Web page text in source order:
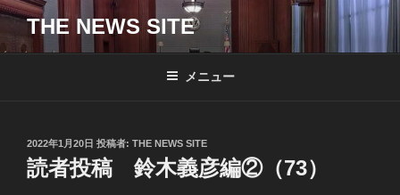
コ
テ
THE NEWS SITE
メニュー
投
稿
日:
2022年1月20日 投稿者: THE NEWS SITE
読者投稿 鈴木義彦編②（73）